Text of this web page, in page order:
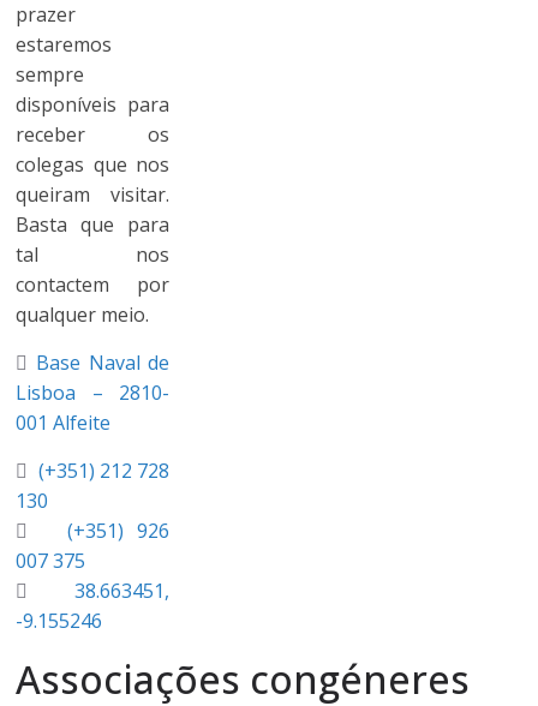
prazer
estaremos
sempre
disponíveis para
receber os
colegas que nos
queiram visitar.
Basta que para
tal nos
contactem por
qualquer meio.
Base Naval de
Lisboa – 2810-
001 Alfeite
(+351) 212 728
130
(+351) 926
007 375
38.663451,
-9.155246
Associações congéneres